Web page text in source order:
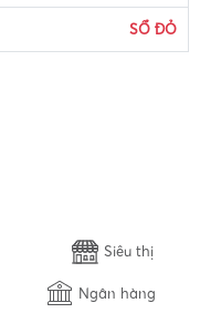
SỔ ĐỎ
Siêu thị
Ngân hàng